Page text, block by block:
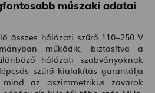
műszaki adatai
összes hálózati szűrő 110–250 V
működik, biztosítva a
hálózati szabványoknak
szűrő kialakítás garantálja
az aszimmetrikus zavarok